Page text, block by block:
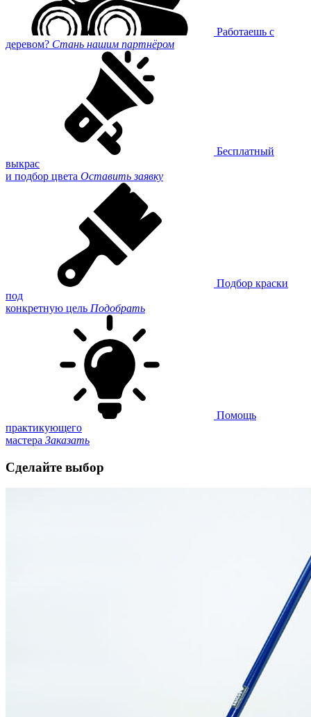
Работаешь с
деревом? Стань нашим партнёром
Бесплатный
выкрас
и подбор цвета Оставить заявку
Подбор краски
под
конкретную цель Подобрать
Помощь
практикующего
мастера Заказать
Сделайте выбор